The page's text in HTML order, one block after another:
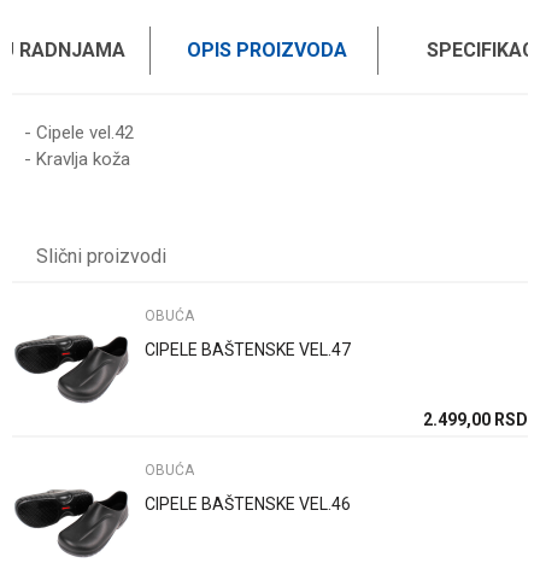
RADNJAMA OPIS PROIZVODA
- Cipele vel.42
- Kravlja koža
Poruka
Anti-spam zaštita - izračunajte koliko je 9 - 4 :
Slični proizvodi
OBUĆA
CIPELE BAŠTENSKE VEL.47
2.499,00 RSD
OBUĆA
CIPELE BAŠTENSKE VEL.46